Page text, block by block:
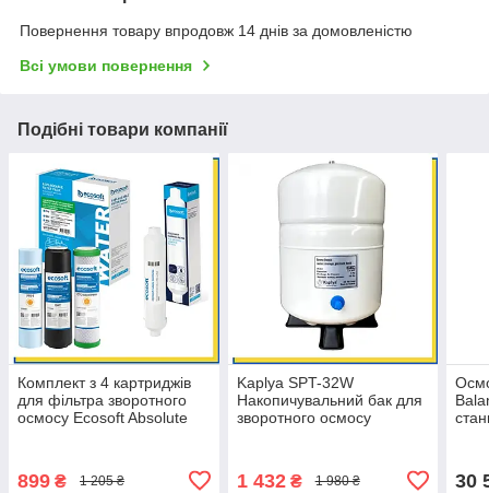
Повернення товару впродовж 14 днів за домовленістю
Всі умови повернення
Подібні товари компанії
Комплект з 4 картриджів
для фільтра зворотного
осмосу Ecosoft Absolute
899 ₴ 1 205 ₴
Kaplya SPT-32W
Накопичувальний бак для
зворотного осмосу
1 432₴ 1 980 ₴ 30